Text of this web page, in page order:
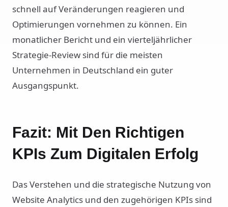
schnell auf Veränderungen reagieren und
Optimierungen vornehmen zu können. Ein
monatlicher Bericht und ein vierteljährlicher
Strategie-Review sind für die meisten
Unternehmen in Deutschland ein guter
Ausgangspunkt.
Fazit: Mit Den Richtigen
KPIs Zum Digitalen Erfolg
Das Verstehen und die strategische Nutzung von
Website Analytics und den zugehörigen KPIs sind